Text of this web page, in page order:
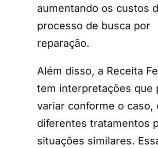
aumentando os custos
processo de busca por
reparação.
Além disso, a Receita
tem interpretações que
variar conforme o caso,
diferentes tratamentos
situações similares.